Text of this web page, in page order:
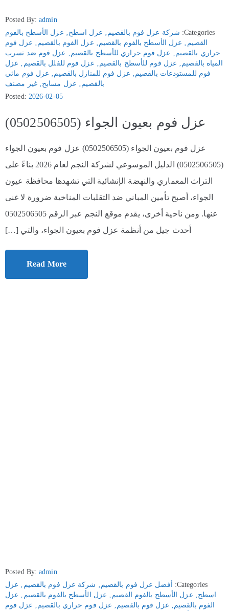
Posted By:admin
Categories:
شركة عزل فوم بالقصيم‚ عزل اسطح‚ عزل الأسطح بالفوم
القصيم ‚ عزل الأسطح بالفوم بالقصيم‚ عزل الفوم بالقصيم‚ عزل فوم
حراري بالقصيم‚ عزل فوم حراري للأسطح بالقصيم‚ عزل فوم ضد تسرب
المياه بالقصيم‚ عزل فوم للأسطح بالقصيم‚ عزل فوم للفلل بالقصيم ‚ عزل
فوم للمستودعات بالقصيم‚ عزل فوم للمنازل بالقصيم‚ عزل فوم مائي
بالقصيم‚ عزل مسابح‚غير مصنف
Posted: 2026-02-05
عزل فوم بعيون الجواء (0502506505)
عزل فوم بعيون الجواء (0502506505) عزل فوم بعيون الجواء
(0502506505) الدليل الموسوعي لشركة النجم لعام 2026 بناءً على
التراث المعماري والنهضة الإنشائية التي تشهدها محافظة عيون
الجواء، أصبح تأمين المباني ضد التقلبات المناخية ضرورة لا غنى
عنها. ومن ناحية أخرى، يقدم موقع النجم عبر الرقم 0502506505
أحدث جيل من أنظمة عزل فوم بعيون الجواء، والتي […]
Read More
Posted By:admin
Categories:
أفضل عزل فوم بالقصيم‚ شركة عزل فوم بالقصيم ‚ عزل
اسطح‚ عزل الأسطح بالفوم القصيم‚ عزل الأسطح بالفوم بالقصيم ‚ عزل
الفوم بالقصيم‚ عزل فوم بالقصيم‚ عزل فوم حراري بالقصيم‚ عزل فوم